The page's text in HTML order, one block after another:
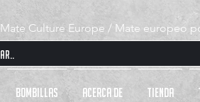
Mate Culture Europe / Mate europeo
BOMBILLAS Acerca de Tienda